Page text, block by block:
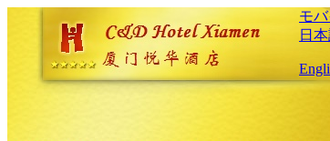
モ
日